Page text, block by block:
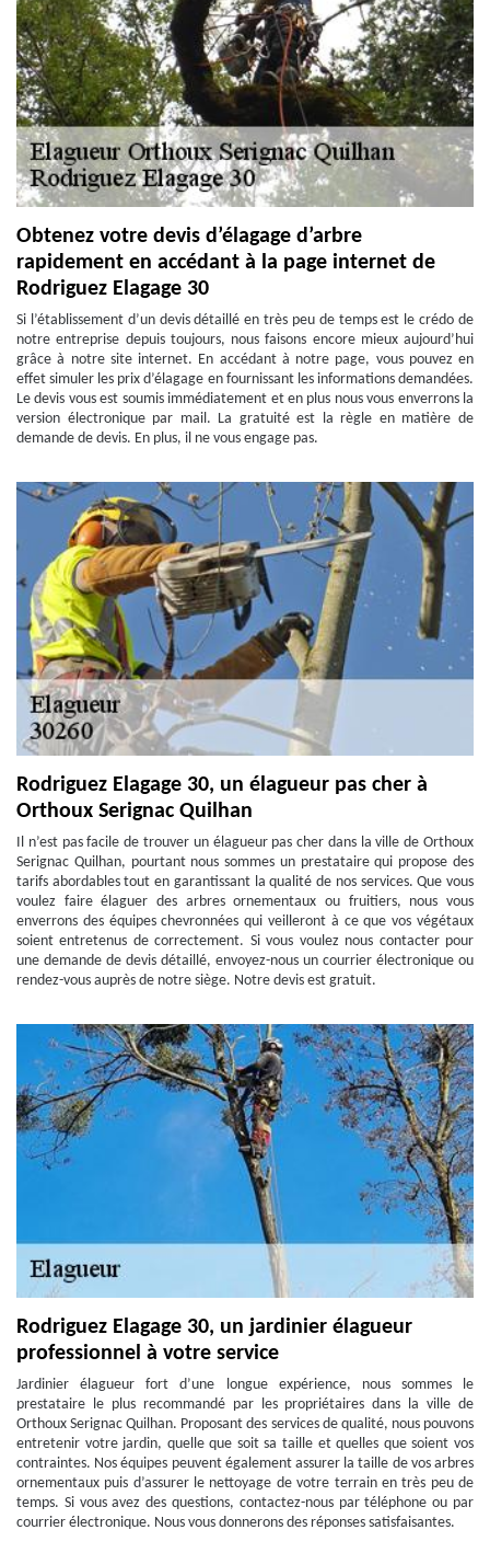
Obtenez votre devis d’élagage d’arbre
rapidement en accédant à la page internet de
Rodriguez Elagage 30
Si l’établissement d’un devis détaillé en très peu de temps est le crédo de
notre entreprise depuis toujours, nous faisons encore mieux aujourd’hui
grâce à notre site internet. En accédant à notre page, vous pouvez en
effet simuler les prix d’élagage en fournissant les informations demandées.
Le devis vous est soumis immédiatement et en plus nous vous enverrons la
version électronique par mail. La gratuité est la règle en matière de
demande de devis. En plus, il ne vous engage pas.
Rodriguez Elagage 30, un élagueur pas cher à
Orthoux Serignac Quilhan
Il n’est pas facile de trouver un élagueur pas cher dans la ville de Orthoux
Serignac Quilhan, pourtant nous sommes un prestataire qui propose des
tarifs abordables tout en garantissant la qualité de nos services. Que vous
voulez faire élaguer des arbres ornementaux ou fruitiers, nous vous
enverrons des équipes chevronnées qui veilleront à ce que vos végétaux
soient entretenus de correctement. Si vous voulez nous contacter pour
une demande de devis détaillé, envoyez-nous un courrier électronique ou
rendez-vous auprès de notre siège. Notre devis est gratuit.
Rodriguez Elagage 30, un jardinier élagueur
professionnel à votre service
Jardinier élagueur fort d’une longue expérience, nous sommes le
prestataire le plus recommandé par les propriétaires dans la ville de
Orthoux Serignac Quilhan. Proposant des services de qualité, nous pouvons
entretenir votre jardin, quelle que soit sa taille et quelles que soient vos
contraintes. Nos équipes peuvent également assurer la taille de vos arbres
ornementaux puis d’assurer le nettoyage de votre terrain en très peu de
temps. Si vous avez des questions, contactez-nous par téléphone ou par
courrier électronique. Nous vous donnerons des réponses satisfaisantes.